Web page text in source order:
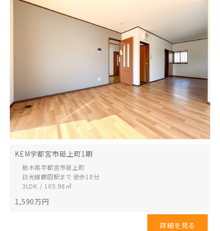
KEM宇都宮市砥上町1期
栃木県宇都宮市砥上町
日光線鶴田駅まで 徒歩18分
3LDK / 105.98㎡
1,590万円
詳細を見る